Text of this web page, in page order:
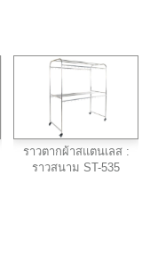
ราวตากผ้าสแตนเลส :
ราวสนาม ST-535